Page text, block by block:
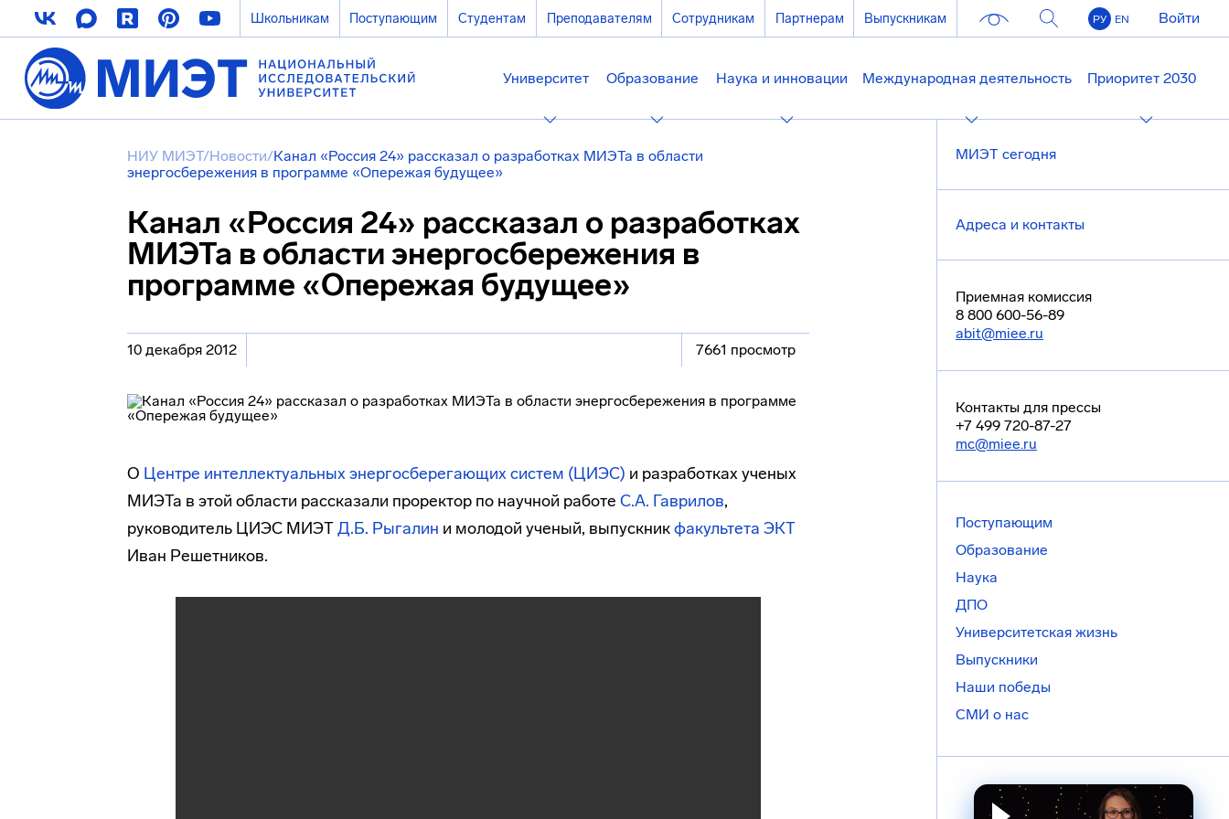
Школьникам Поступающим Студентам Преподавателям Сотрудникам Партнерам Выпускникам РУ EN Войти
Университет Образование Наука и инновации Международная деятельность Приоритет 2030
НИУ МИЭТ/Новости/Канал «Россия 24» рассказал о разработках МИЭТа в области
энергосбережения в программе «Опережая будущее»
Канал «Россия 24» рассказал о разработках
МИЭТа в области энергосбережения в
программе «Опережая будущее»
10 декабря 2012 7661 просмотр
О Центре интеллектуальных энергосберегающих систем (ЦИЭС) и разработках ученых
МИЭТа в этой области рассказали проректор по научной работе С.А. Гаврилов,
руководитель ЦИЭС МИЭТД.Б. Рыгалин и молодой ученый, выпускникфакультета ЭКТ
Иван Решетников.
МИЭТ сегодня
Адреса и контакты
Приемная комиссия
8 800 600-56-89
abit@miee.ru
Контакты для прессы
+7 499 720-87-27
mc@miee.ru
Поступающим
Образование
Наука
ДПО
Университетская жизнь
Выпускники
Наши победы
СМИ о нас